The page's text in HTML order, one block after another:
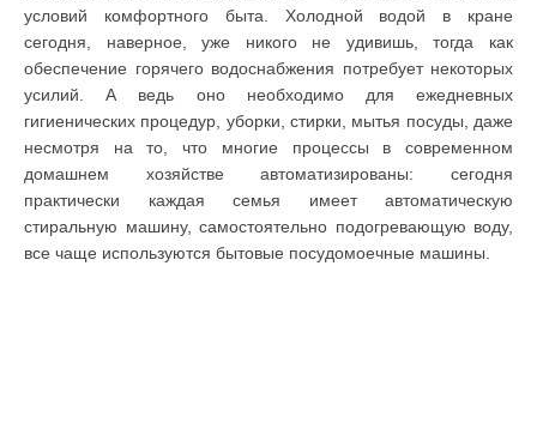
условий комфортного быта. Холодной водой в кране
сегодня, наверное, уже никого не удивишь, тогда как
обеспечение горячего водоснабжения потребует некоторых
усилий. А ведь оно необходимо для ежедневных
гигиенических процедур, уборки, стирки, мытья посуды, даже
несмотря на то, что многие процессы в современном
домашнем хозяйстве автоматизированы: сегодня
практически каждая семья имеет автоматическую
стиральную машину, самостоятельно подогревающую воду,
все чаще используются бытовые посудомоечные машины.